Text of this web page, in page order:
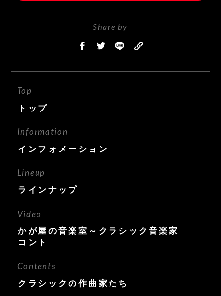
Share by
Top
トップ
Information
インフォメーション
Lineup
ラインナップ
Video
かが屋の音楽室～クラシック音楽家
コント
Contents
クラシックの作曲家たち